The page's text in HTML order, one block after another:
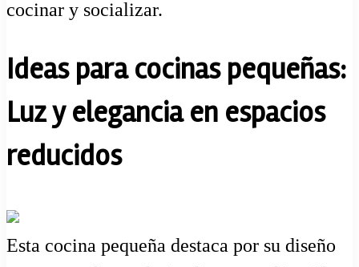
cocinar y socializar.
Ideas para cocinas pequeñas:
Luz y elegancia en espacios
reducidos
Esta cocina pequeña destaca por su diseño